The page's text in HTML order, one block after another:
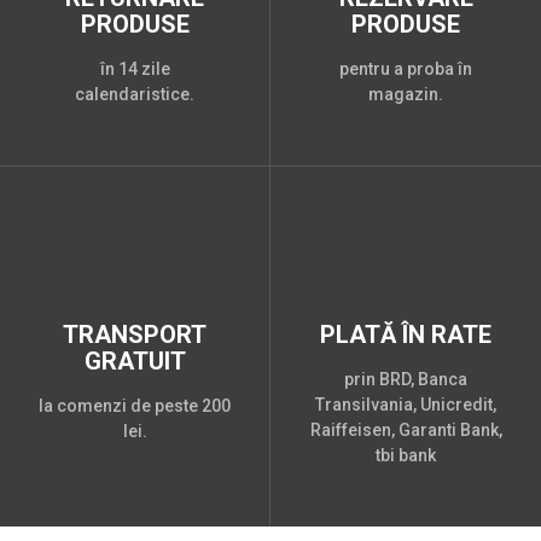
PRODUSE
în 14 zile
calendaristice.
PRODUSE
pentru a proba în
magazin.
TRANSPORT
GRATUIT
la comenzi de peste 200
lei.
PLATĂ ÎN RATE
prin BRD, Banca
Transilvania, Unicredit,
Raiffeisen, Garanti Bank,
tbi bank